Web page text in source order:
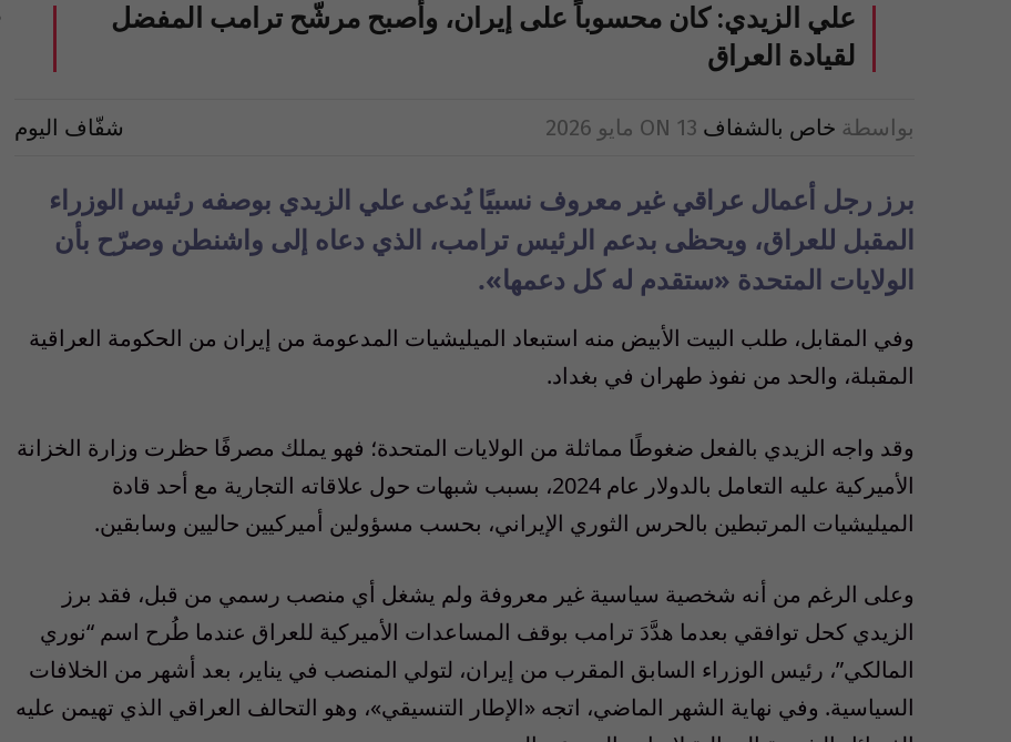
علي الزيدي: كان محسوباً على إيران، وأصبح مرشّح ترامب المفضل
لقيادة العراق
بواسطة خاص بالشفاف ON 13 مايو 2026 شفّاف اليوم
برز رجل أعمال عراقي غير معروف نسبيًا يُدعى علي الزيدي بوصفه رئيس الوزراء
المقبل للعراق، ويحظى بدعم الرئيس ترامب، الذي دعاه إلى واشنطن وصرّح بأن
الولايات المتحدة «ستقدم له كل دعمها».
وفي المقابل، طلب البيت الأبيض منه استبعاد الميليشيات المدعومة من إيران من الحكومة العراقية
المقبلة، والحد من نفوذ طهران في بغداد.
وقد واجه الزيدي بالفعل ضغوطًا مماثلة من الولايات المتحدة؛ فهو يملك مصرفًا حظرت وزارة الخزانة
الأميركية عليه التعامل بالدولار عام 2024، بسبب شبهات حول علاقاته التجارية مع أحد قادة
الميليشيات المرتبطين بالحرس الثوري الإيراني، بحسب مسؤولين أميركيين حاليين وسابقين.
وعلى الرغم من أنه شخصية سياسية غير معروفة ولم يشغل أي منصب رسمي من قبل، فقد برز
الزيدي كحل توافقي بعدما هدَّدَ ترامب بوقف المساعدات الأميركية للعراق عندما طُرح اسم “نوري
المالكي”، رئيس الوزراء السابق المقرب من إيران، لتولي المنصب في يناير، بعد أشهر من الخلافات
السياسية. وفي نهاية الشهر الماضي، اتجه «الإطار التنسيقي»، وهو التحالف العراقي الذي تهيمن عليه